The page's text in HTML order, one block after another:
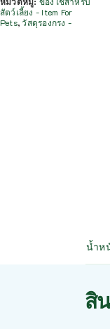
สัตว์เลี้ยง - Item For
Pets,วัสดุรองกรง -
น้ำห
สิ